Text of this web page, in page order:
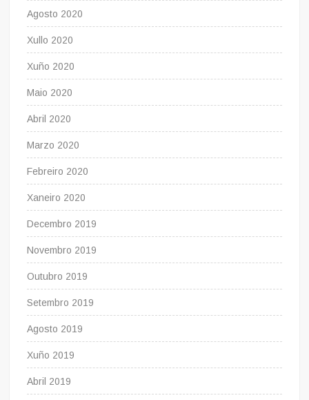
Agosto 2020
Xullo 2020
Xuño 2020
Maio 2020
Abril 2020
Marzo 2020
Febreiro 2020
Xaneiro 2020
Decembro 2019
Novembro 2019
Outubro 2019
Setembro 2019
Agosto 2019
Xuño 2019
Abril 2019